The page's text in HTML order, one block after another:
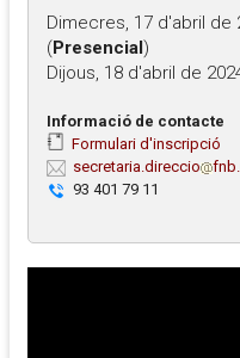
Dimecres, 17 d'abril de
(Presencial)
Dijous, 18 d'abril de
Informació de contacte
Formulari d'inscripció
secretaria.direccio
93 401 79 11